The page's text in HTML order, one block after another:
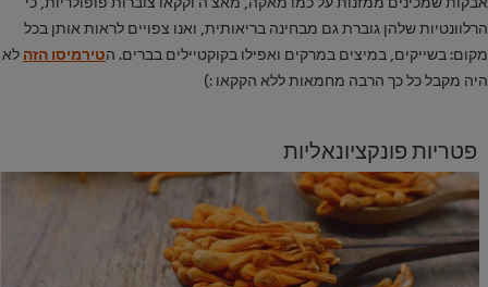
הרלוונטיות שלהן גוברת גם מבחינה בריאותית, ואנו צפויים לראות אותן בכל
מקום: בשייקים, במיצים במרקים ואפילו בקוקטיילים בברים. הטירמיסו הזה לא
היה מקבל כל כך הרבה מחמאות ללא הקקאו :)
פטריות פונקציונאליות